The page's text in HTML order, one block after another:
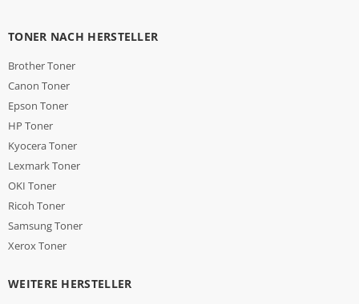
TONER NACH HERSTELLER
Brother Toner
Canon Toner
Epson Toner
HP Toner
Kyocera Toner
Lexmark Toner
OKI Toner
Ricoh Toner
Samsung Toner
Xerox Toner
WEITERE HERSTELLER